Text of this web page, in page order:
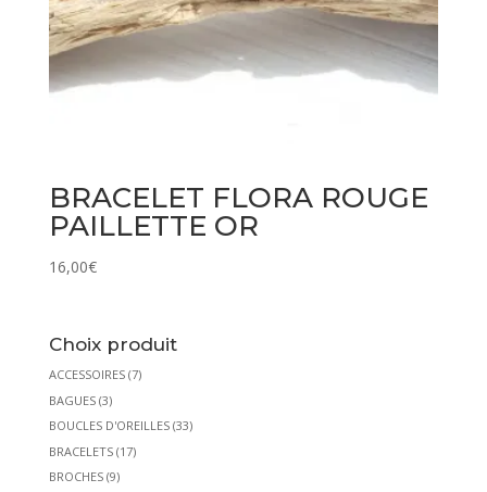
BRACELET FLORA ROUGE
PAILLETTE OR
16,00€
Choix produit
ACCESSOIRES (7)
BAGUES (3)
BOUCLES D'OREILLES (33)
BRACELETS (17)
BROCHES (9)